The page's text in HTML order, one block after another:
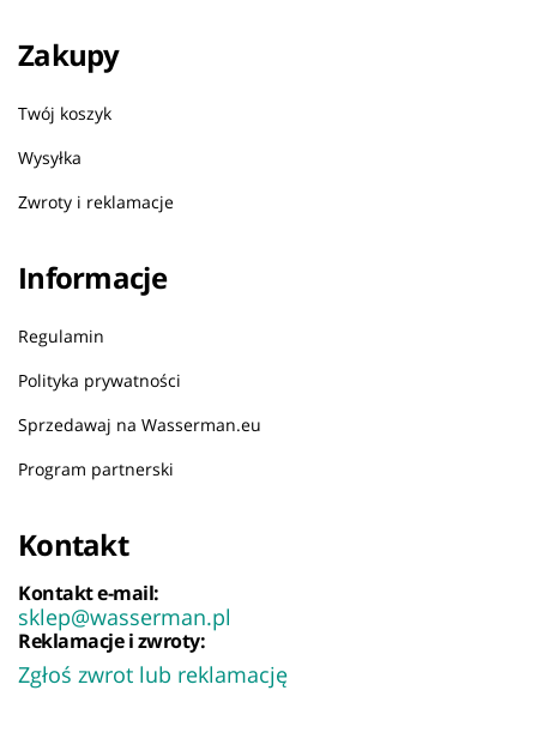
Zakupy
Twój koszyk
Wysyłka
Zwroty i reklamacje
Informacje
Regulamin
Polityka prywatności
Sprzedawaj na Wasserman.eu
Program partnerski
Kontakt
Kontakt e-mail:
sklep@wasserman.pl
Reklamacje i zwroty:
Zgłoś zwrot lub reklamację